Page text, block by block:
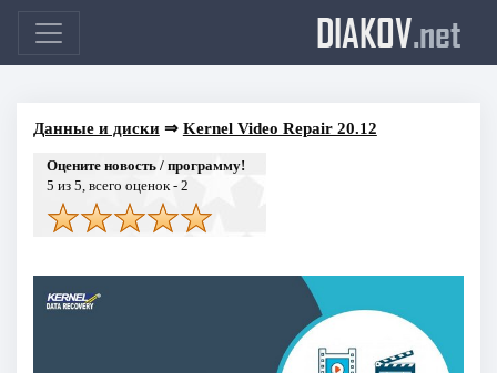
DIAKOV.net
Данные и диски⇒ Kernel Video Repair 20.12
Оцените новость / программу!
5 из 5, всего оценок - 2